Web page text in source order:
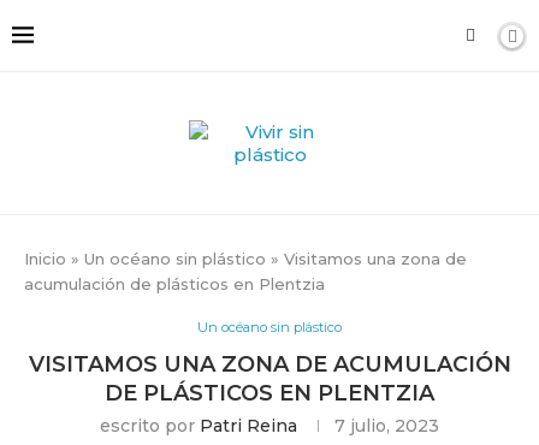
Inicio » Un océano sin plástico » Visitamos una zona de
acumulación de plásticos en Plentzia
Un océano sin plástico
VISITAMOS UNA ZONA DE ACUMULACIÓN
DE PLÁSTICOS EN PLENTZIA
escrito por Patri Reina 7 julio, 2023